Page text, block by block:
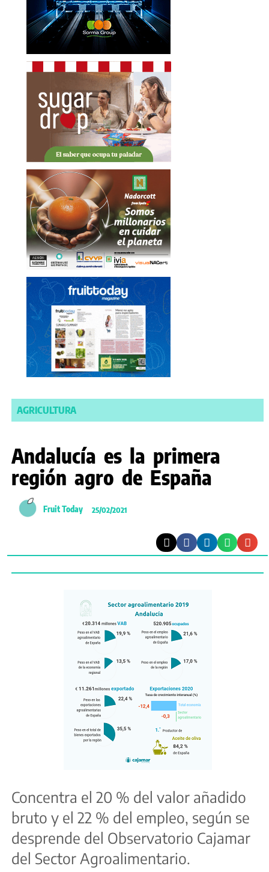
AGRICULTURA
Andalucía es la primera
región agro de España
Fruit Today 25/02/2021
Concentra el 20 % del valor añadido
bruto y el 22 % del empleo, según se
desprende del Observatorio Cajamar
del Sector Agroalimentario.